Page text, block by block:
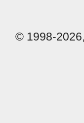
© 1998-2026,